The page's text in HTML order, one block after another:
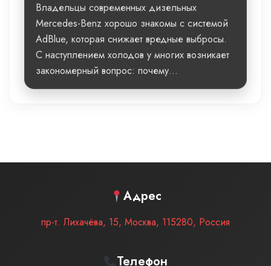
Владельцы современных дизельных
Mercedes-Benz хорошо знакомы с системой
AdBlue, которая снижает вредные выбросы.
С наступлением холодов у многих возникает
закономерный вопрос: почему...
Адрес
пр-т. Лихачёва, 15, Москва, 115280, Россия
Телефон